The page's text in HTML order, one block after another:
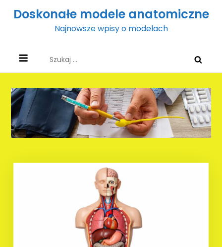
Doskonałe modele anatomiczne
Najnowsze wpisy o modelach